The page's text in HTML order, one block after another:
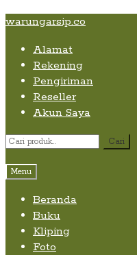
Skip
content
Skip
navigation
Skip
content
warungarsip.co
Alamat
Rekening
Pengiriman
Reseller
Akun Saya
Pencarian
Cari
Menu
Beranda
Buku
Kliping
Foto